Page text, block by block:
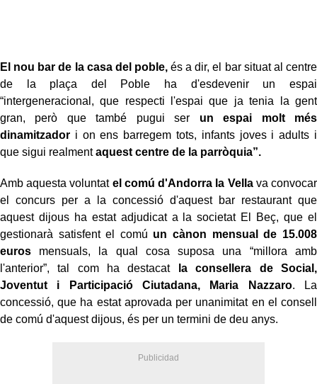
El nou bar de la casa del poble,és a dir, el bar situat al centre
de la plaça del Poble ha d'esdevenir un espai
“intergeneracional, que respecti l'espai que ja tenia la gent
gran, però que també pugui ser un espai molt més
dinamitzador i on ens barregem tots, infants joves i adults i
que sigui realmentaquest centre de la parròquia”.
Amb aquesta voluntat el comú d'Andorra la Vellava convocar
el concurs per a la concessió d'aquest bar restaurant que
aquest dijous ha estat adjudicat a la societat El Beç, que el
gestionarà satisfent el comú un cànon mensual de 15.008
euros mensuals, la qual cosa suposa una “millora amb
l'anterior”, tal com ha destacat
la consellera de Social,
Joventut i Participació Ciutadana, Maria Nazzaro. La
concessió, que ha estat aprovada per unanimitat en el consell
de comú d'aquest dijous, és per un termini de deu anys.